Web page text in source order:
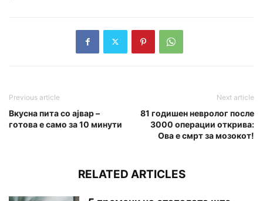
Previous article
Вкусна пита со ајвар –
готова е само за 10 минути
Next article
81 годишен невролог после
3000 операции открива:
Ова е смрт за мозокот!
RELATED ARTICLES